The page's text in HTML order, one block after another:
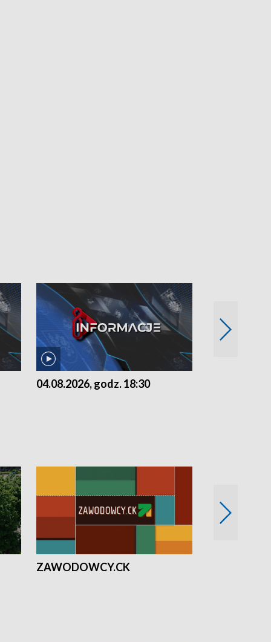
04.08.2026, godz. 18:30
ZAWODOWCY.CK